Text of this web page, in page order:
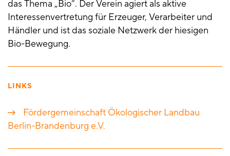
das Thema „Bio“. Der Verein agiert als aktive
Interessenvertretung für Erzeuger, Verarbeiter und
Händler und ist das soziale Netzwerk der hiesigen
Bio-Bewegung.
LINKS
Fördergemeinschaft Ökologischer Landbau
Berlin-Brandenburg e.V.